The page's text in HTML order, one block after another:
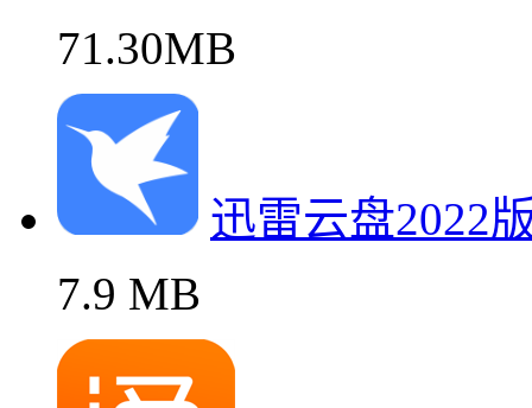
71.30MB
迅雷云盘2022
7.9 MB